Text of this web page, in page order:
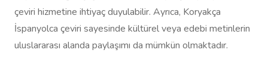
çeviri hizmetine ihtiyaç duyulabilir. Ayrıca, Koryakça
İspanyolca çeviri sayesinde kültürel veya edebi metinlerin
uluslararası alanda paylaşımı da mümkün olmaktadır.